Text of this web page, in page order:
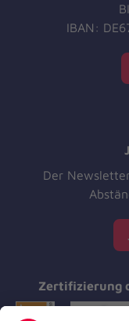
IBAN:
Der
Zertifizierung